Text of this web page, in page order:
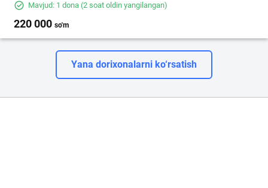
Mavjud: 1 dona (2 soat oldin yangilangan)
220 000 so'm
Yana dorixonalarni ko‘rsatish